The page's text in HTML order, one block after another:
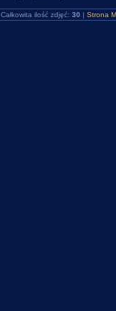
Całkowita ilość zdjęć: 30 | Strona